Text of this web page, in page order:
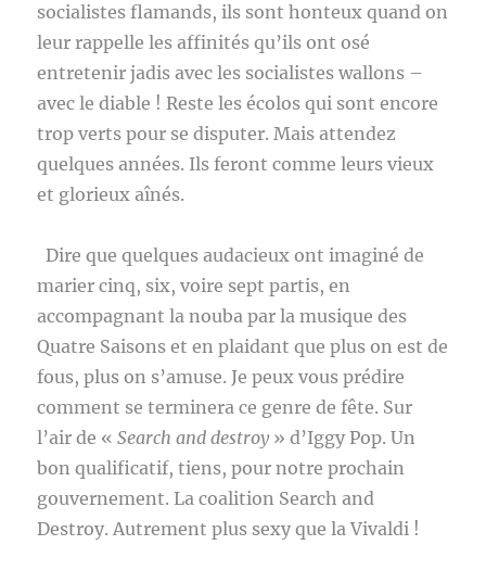
socialistes flamands, ils sont honteux quand on
leur rappelle les affinités qu’ils ont osé
entretenir jadis avec les socialistes wallons –
avec le diable ! Reste les écolos qui sont encore
trop verts pour se disputer. Mais attendez
quelques années. Ils feront comme leurs vieux
et glorieux aînés.
Dire que quelques audacieux ont imaginé de
marier cinq, six, voire sept partis, en
accompagnant la nouba par la musique des
Quatre Saisons et en plaidant que plus on est de
fous, plus on s’amuse. Je peux vous prédire
comment se terminera ce genre de fête. Sur
l’air de «Search and destroy » d’Iggy Pop. Un
bon qualificatif, tiens, pour notre prochain
gouvernement. La coalition Search and
Destroy. Autrement plus sexy que la Vivaldi !